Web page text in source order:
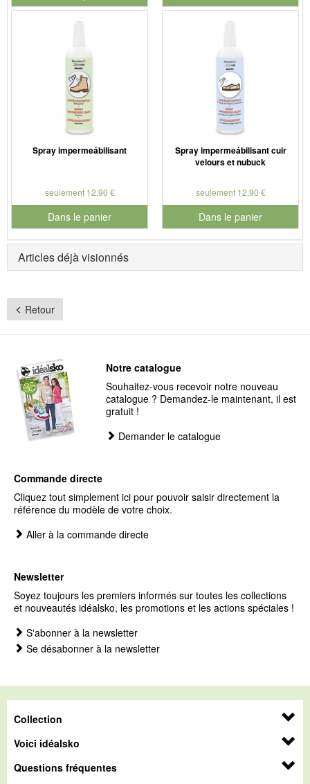
pour le numéro de produit 901127
Spray impermeábilisant
seulement 12,90 €
Dans le panier
pour le numéro de produit 901126
Spray impermeábilisant cuir
velours et nubuck
seulement 12,90 €
Dans le panier
pour le numéro de produit
Articles déjà visionnés
Retour
Notre catalogue
Souhaitez-vous recevoir notre nouveau
catalogue ? Demandez-le maintenant, il est
gratuit !
Demander le catalogue
Commande directe
Cliquez tout simplement ici pour pouvoir saisir directement la
référence du modèle de votre choix.
Aller à la commande directe
Newsletter
Soyez toujours les premiers informés sur toutes les collections
et nouveautés idéalsko, les promotions et les actions spéciales !
S'abonner à la newsletter
Se désabonner à la newsletter
Collection
Voici idéalsko
Questions fréquentes